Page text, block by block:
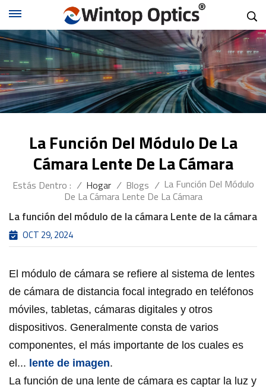
La Función Del Módulo De La
Cámara Lente De La Cámara
Estás Dentro : / Hogar / Blogs / La Función Del Módulo
De La Cámara Lente De La Cámara
La función del módulo de la cámara Lente de la cámara
OCT 29, 2024
El módulo de cámara se refiere al sistema de lentes
de cámara de distancia focal integrado en teléfonos
móviles, tabletas, cámaras digitales y otros
dispositivos. Generalmente consta de varios
componentes, el más importante de los cuales es
el... lente de imagen.
La función de una lente de cámara es captar la luz y